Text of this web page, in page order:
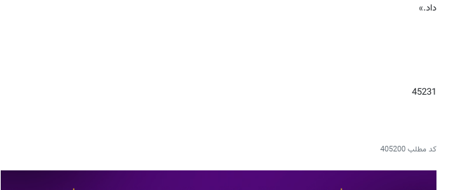
داد.»
45231
کد مطلب405200